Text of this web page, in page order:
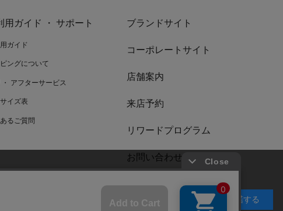
用ガイド ・ サポート
ガイド
ングについて
・ アフターサービス
イズ表
るご質問
ブランドサイト
コーポレートサイト
店舗案内
来店予約
リワードプログラム
お問い合わせ
表記 承諾する